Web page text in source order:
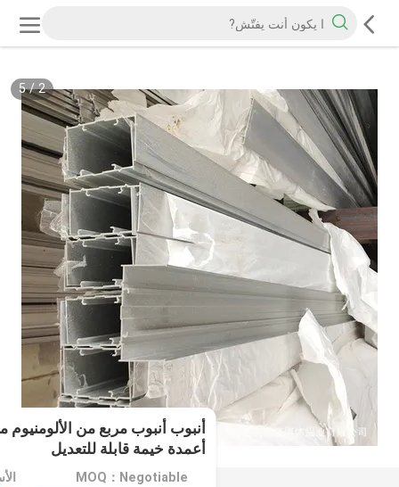
2
/
5
أنبوب أنبوب مربع من
أعمدة خيمة قابلة للتعديل
MOQ：Negotiable